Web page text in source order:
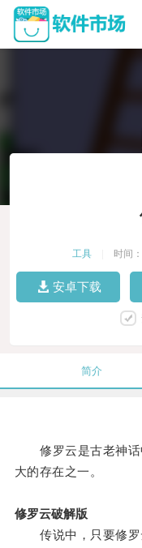
工具 时间
安卓下载
简介
修罗云是古老神话
大的存在之一。
修罗云破解版
传说中，只要修罗